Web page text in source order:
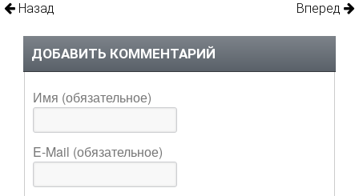
Назад Вперед
ДОБАВИТЬ КОММЕНТАРИЙ
Имя (обязательное)
E-Mail (обязательное)